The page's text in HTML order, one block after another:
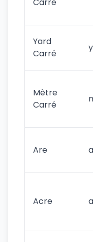
Yard
Carré
Mètre
Carré
Are a
Acre